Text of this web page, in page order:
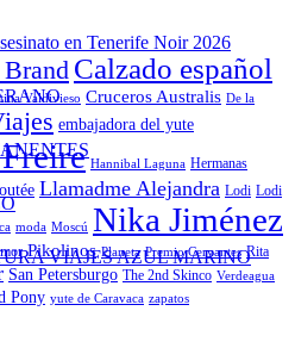
en Tenerife Noir 2026
VIAJES AZUL MARINO
Calzado español
Valdivieso Cruceros Australis De la
embajadora del yute
Hannibal Laguna Hermanas
Llamadme Alejandra Lodi Lodi
moda Moscú Nika Jiménez
Pikolinos Planeta Premio Cervantes Rita
San Petersburgo The 2nd Skinco Verdeagua
Pony yute de Caravaca zapatos